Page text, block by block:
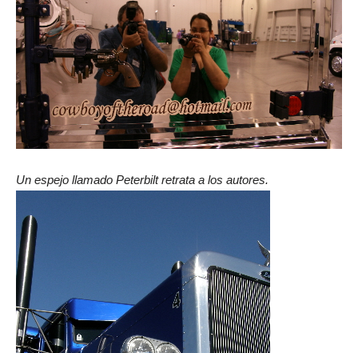
Un espejo llamado Peterbilt retrata a los autores.